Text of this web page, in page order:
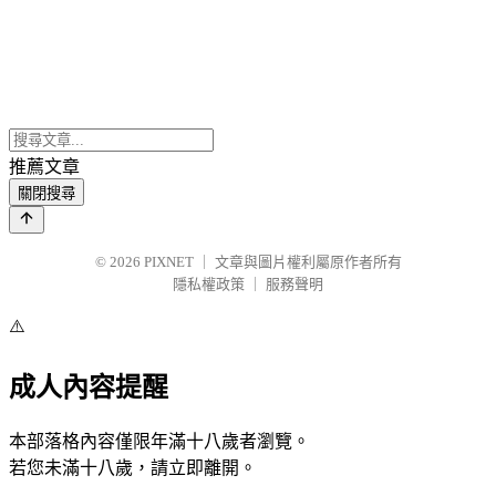
推薦文章
關閉搜尋
© 2026 PIXNET
文章與圖片權利屬原作者所有
隱私權政策
服務聲明
⚠️
成人內容提醒
本部落格內容僅限年滿十八歲者瀏覽。
若您未滿十八歲，請立即離開。